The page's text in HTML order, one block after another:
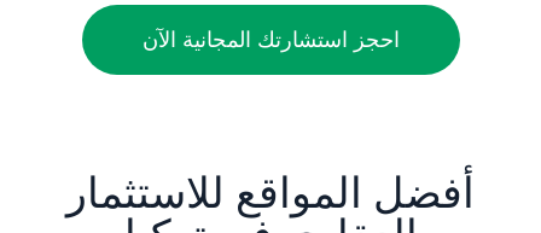
احجز استشارتك المجانية الآن
أفضل المواقع للاستثمار